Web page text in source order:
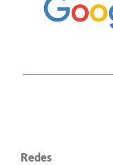
Redes